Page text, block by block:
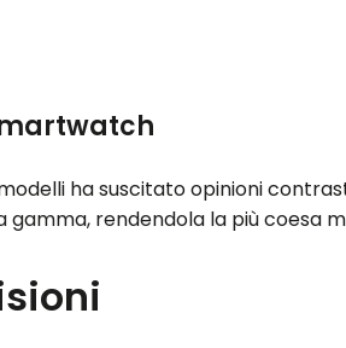
ha suscitato opinioni
rendendola la più coesa